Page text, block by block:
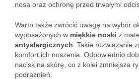
nosa oraz ochronę przed trwałymi
Warto także zwrócić uwagę na wybór
wyposażonych w miękkie noski z
antyalergicznych . Takie rozwiązanie
komfort ich noszenia. Odpowiednio
nacisk na skórę, co z kolei zmniejsza
podrażnień.